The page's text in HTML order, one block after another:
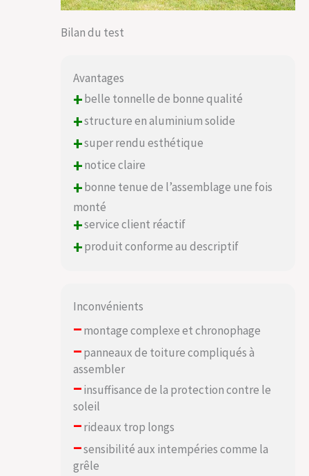
Bilan du test
Avantages
+belle tonnelle de bonne qualité
+structure en aluminium solide
+super rendu esthétique
+notice claire
+bonne tenue de l’assemblage une fois
monté
+service client réactif
+produit conforme au descriptif
Inconvénients
–montage complexe et chronophage
–panneaux de toiture compliqués à
assembler
–insuffisance de la protection contre le
soleil
–rideaux trop longs
–sensibilité aux intempéries comme la
grêle